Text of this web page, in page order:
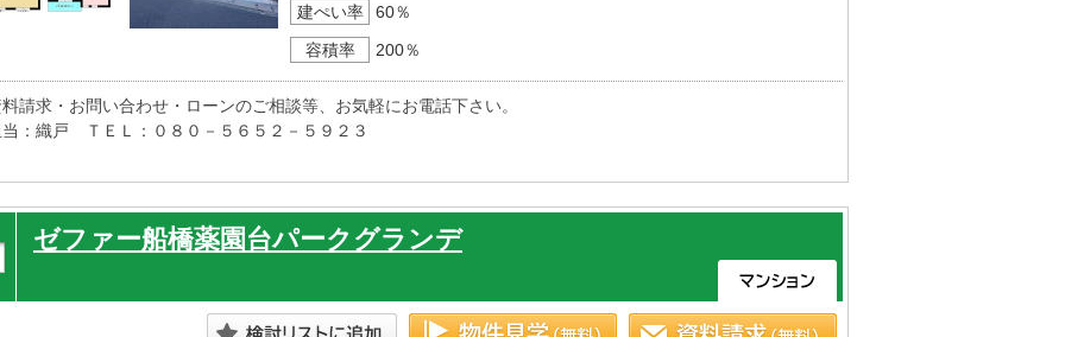
建ぺい率
60％
容積率
200％
請求・お問い合わせ・ローンのご相談等、お気軽にお電話下さい。
：織戸　ＴＥＬ：０８０－５６５２－５９２３
ゼファー船橋薬園台パークグランデ